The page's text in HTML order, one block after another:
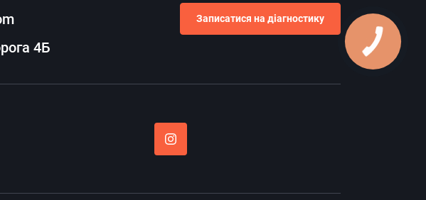
4Б
Записатися на діагностику